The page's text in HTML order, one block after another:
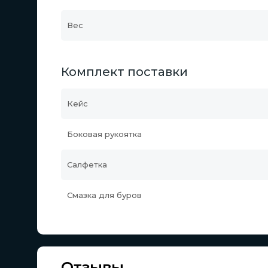
Вес
Комплект поставки
Кейс
Боковая рукоятка
Салфетка
Смазка для буров